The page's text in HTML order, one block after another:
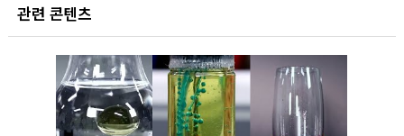
관련 콘텐츠